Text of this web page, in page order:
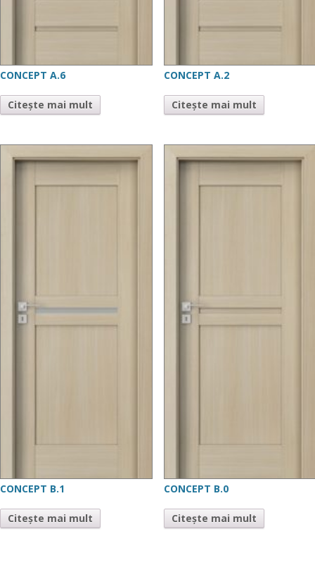
CONCEPT A.6
Citește mai mult
CONCEPT A.2
Citește mai mult
CONCEPT B.1
Citește mai mult
CONCEPT B.0
Citește mai mult